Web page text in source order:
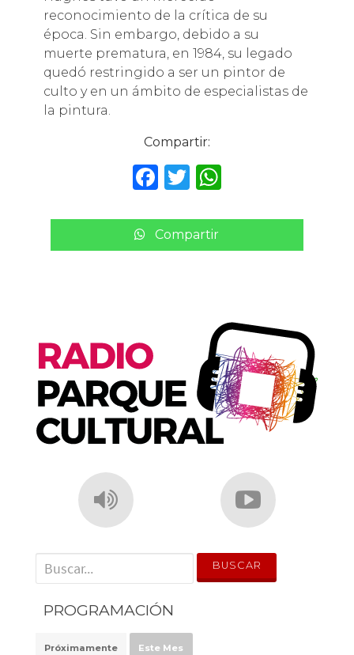
reconocimiento de la crítica de su
época. Sin embargo, debido a su
muerte prematura, en 1984, su legado
quedó restringido a ser un pintor de
culto y en un ámbito de especialistas de
la pintura.
Compartir:
F
c
e
T
it
te
W
a
ts
p
Compartir
' . __('Search for:') . '
PROGRAMACIÓN
Próximamente Este Mes